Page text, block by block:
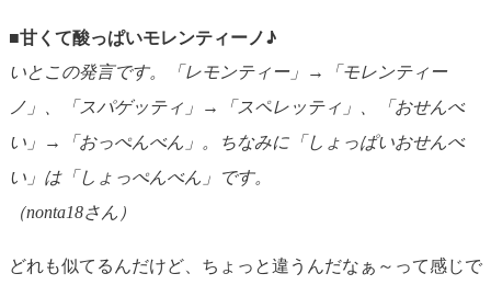
■甘くて酸っぱいモレンティーノ♪
いとこの発言です。「レモンティー」→「モレンティー
ノ」、「スパゲッティ」→「スペレッティ」、「おせんべ
い」→「おっぺんべん」。ちなみに「しょっぱいおせんべ
い」は「しょっぺんべん」です。
（nonta18さん）
どれも似てるんだけど、ちょっと違うんだなぁ～って感じで